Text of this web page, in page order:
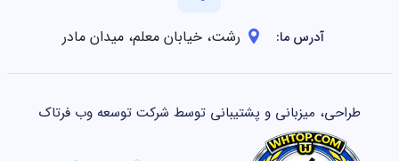
آدرس ما: رشت، خیابان معلم، میدان مادر
طراحی، میزبانی و پشتیبانی توسط شرکت توسعه وب فرتاک